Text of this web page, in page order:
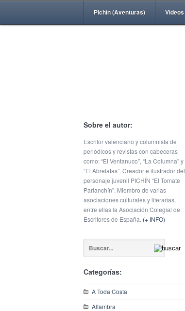
Pichín (Aventuras) Vídeos
Sobre el autor:
Escritor valenciano y columnista de
periódicos y revistas con cabeceras
como: “El Ventanuco”, “La Columna” y
“El Abrelatas”. Creador e ilustrador del
personaje juvenil PICHÍN “El Tomate
Parlanchín”. Miembro de varias
asociaciones culturales y literarias,
entre ellas la Asociación Colegial de
Escritores de España. (+ INFO)
Categorías:
A Toda Costa
Alfambra